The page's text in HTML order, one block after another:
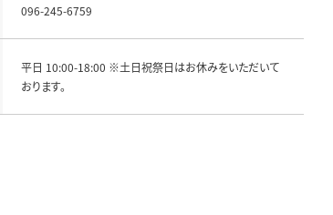
096-245-6759
平日 10:00-18:00 ※土日祝祭日はお休みをいただいて
おります。